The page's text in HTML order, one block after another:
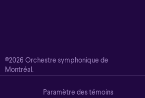
©2026 Orchestre symphonique de
Montréal.
Paramètre des témoins